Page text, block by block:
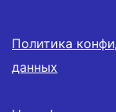
Политика
данных